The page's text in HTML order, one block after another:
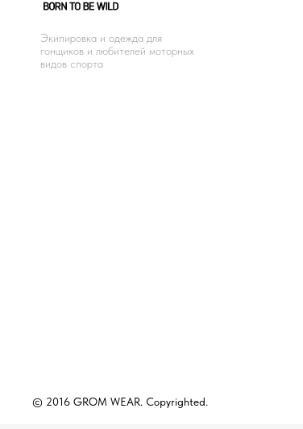
© 2016 GROM WEAR. Copyrighted.
Экипировка и одежда для
гонщиков и любителей моторных
видов спорта